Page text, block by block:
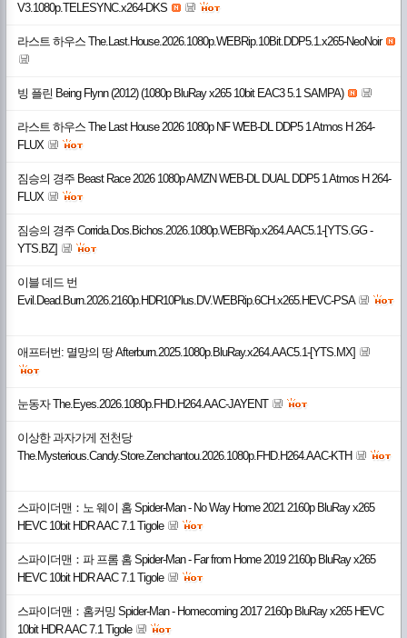
V3.1080p.TELESYNC.x264-DKS
라스트 하우스 The.Last.House.2026.1080p.WEBRip.10Bit.DDP5.1.x265-NeoNoir
빙 플린 Being Flynn (2012) (1080p BluRay x265 10bit EAC3 5.1 SAMPA)
라스트 하우스 The Last House 2026 1080p NF WEB-DL DDP5 1 Atmos H 264-
FLUX
짐승의 경주 Beast Race 2026 1080p AMZN WEB-DL DUAL DDP5 1 Atmos H 264-
FLUX
짐승의 경주 Corrida.Dos.Bichos.2026.1080p.WEBRip.x264.AAC5.1-[YTS.GG -
YTS.BZ]
이블 데드 번
Evil.Dead.Burn.2026.2160p.HDR10Plus.DV.WEBRip.6CH.x265.HEVC-PSA
애프터번: 멸망의 땅 Afterburn.2025.1080p.BluRay.x264.AAC5.1-[YTS.MX]
눈동자 The.Eyes.2026.1080p.FHD.H264.AAC-JAYENT
이상한 과자가게 전천당
The.Mysterious.Candy.Store.Zenchantou.2026.1080p.FHD.H264.AAC-KTH
스파이더맨：노 웨이 홈 Spider-Man - No Way Home 2021 2160p BluRay x265
HEVC 10bit HDR AAC 7.1 Tigole
스파이더맨：파 프롬 홈 Spider-Man - Far from Home 2019 2160p BluRay x265
HEVC 10bit HDR AAC 7.1 Tigole
스파이더맨：홈커밍 Spider-Man - Homecoming 2017 2160p BluRay x265 HEVC
10bit HDR AAC 7.1 Tigole